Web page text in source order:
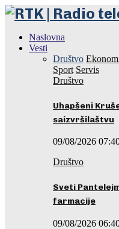
Naslovna
Vesti
Društvo
Sport Servis
Društvo
Uhapšeni
saizvršilaštvu
09/08/2026
Društvo
Sveti
farmacije
09/08/2026